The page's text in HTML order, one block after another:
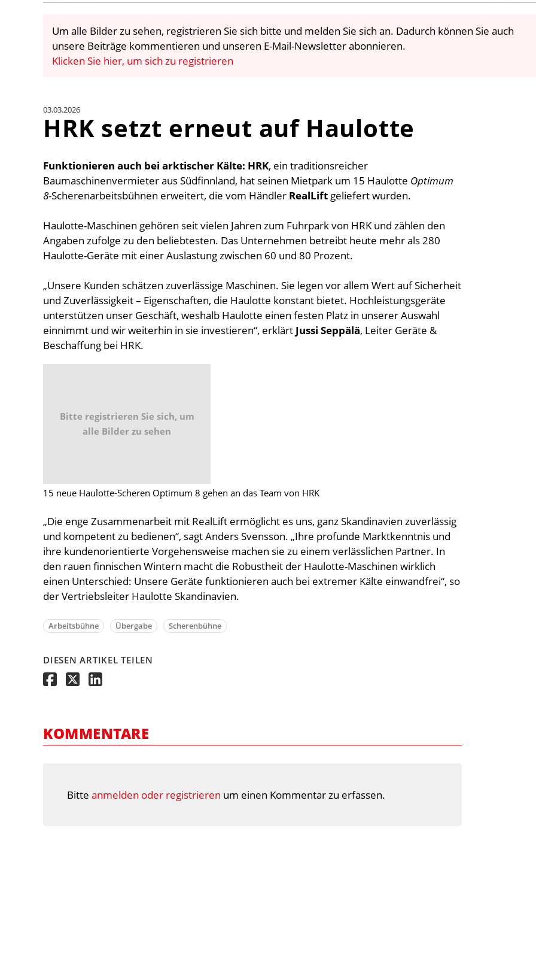
Um alle Bilder zu sehen, registrieren Sie sich bitte und melden Sie sich an. Dadurch können Sie auch
unsere Beiträge kommentieren und unseren E-Mail-Newsletter abonnieren.
Klicken Sie hier, um sich zu registrieren
03.03.2026
HRK setzt erneut auf Haulotte
Funktionieren auch bei arktischer Kälte: HRK, ein traditionsreicher
Baumaschinenvermieter aus Südfinnland, hat seinen Mietpark um 15 Haulotte Optimum
8-Scherenarbeitsbühnen erweitert, die vom Händler RealLift geliefert wurden.
Haulotte-Maschinen gehören seit vielen Jahren zum Fuhrpark von HRK und zählen den
Angaben zufolge zu den beliebtesten. Das Unternehmen betreibt heute mehr als 280
Haulotte-Geräte mit einer Auslastung zwischen 60 und 80 Prozent.
„Unsere Kunden schätzen zuverlässige Maschinen. Sie legen vor allem Wert auf Sicherheit
und Zuverlässigkeit – Eigenschaften, die Haulotte konstant bietet. Hochleistungsgeräte
unterstützen unser Geschäft, weshalb Haulotte einen festen Platz in unserer Auswahl
einnimmt und wir weiterhin in sie investieren“, erklärt Jussi Seppälä, Leiter Geräte &
Beschaffung bei HRK.
Bitte registrieren Sie sich, um
alle Bilder zu sehen
15 neue Haulotte-Scheren Optimum 8 gehen an das Team von HRK
„Die enge Zusammenarbeit mit RealLift ermöglicht es uns, ganz Skandinavien zuverlässig
und kompetent zu bedienen“, sagt Anders Svensson. „Ihre profunde Marktkenntnis und
ihre kundenorientierte Vorgehensweise machen sie zu einem verlässlichen Partner. In
den rauen finnischen Wintern macht die Robustheit der Haulotte-Maschinen wirklich
einen Unterschied: Unsere Geräte funktionieren auch bei extremer Kälte einwandfrei“, so
der Vertriebsleiter Haulotte Skandinavien.
Arbeitsbühne Übergabe Scherenbühne
DIESEN ARTIKEL TEILEN
KOMMENTARE
Bitte anmelden oder registrieren um einen Kommentar zu erfassen.